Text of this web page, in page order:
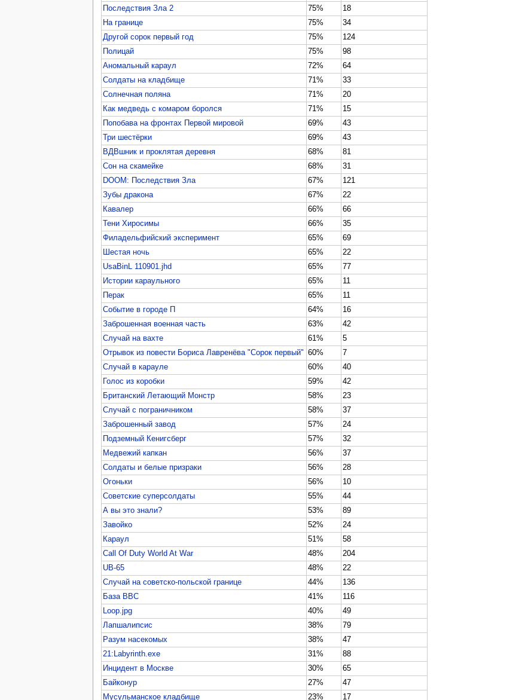
Последствия Зла 2
75%
18
На границе
75%
34
Другой сорок первый год
75%
124
Полицай
75%
98
Аномальный караул
72%
64
Солдаты на кладбище
71%
33
Солнечная поляна
71%
20
Как медведь с комаром боролся
71%
15
Попобава на фронтах Первой мировой
69%
43
Три шестёрки
69%
43
ВДВшник и проклятая деревня
68%
81
Сон на скамейке
68%
31
DOOM: Последствия Зла
67%
121
Зубы дракона
67%
22
Кавалер
66%
66
Тени Хиросимы
66%
35
Филадельфийский эксперимент
65%
69
Шестая ночь
65%
22
UsaBinL 110901.jhd
65%
77
Истории караульного
65%
11
Перак
65%
11
Событие в городе П
64%
16
Заброшенная военная часть
63%
42
Случай на вахте
61%
5
Отрывок из повести Бориса Лавренёва "Сорок первый" 60%
7
Случай в карауле
60%
40
Голос из коробки
59%
42
Британский Летающий Монстр
58%
23
Случай с пограничником
58%
37
Заброшенный завод
57%
24
Подземный Кенигсберг
57%
32
Медвежий капкан
56%
37
Солдаты и белые призраки
56%
28
Огоньки
56%
10
Советские суперсолдаты
55%
44
А вы это знали?
53%
89
Завойко
52%
24
Караул
51%
58
Call Of Duty World At War
48%
204
UB-65
48%
22
Случай на советско-польской границе
44%
136
База ВВС
41%
116
Loop.jpg
40%
49
Лапшалипсис
38%
79
Разум насекомых
38%
47
21:Labyrinth.exe
31%
88
Инцидент в Москве
30%
65
Байконур
27%
47
Мусульманское кладбище
23% 17